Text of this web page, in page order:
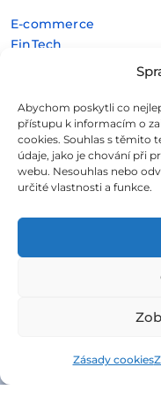
Abychom poskytli co
přístupu k informacím o
cookies. Souhlas s těmito
údaje, jako je chování při
webu. Nesouhlas nebo
určité vlastnosti a funkce.
Zásady cookies
E-commerce
FinTech
Technologie
a informativním
konkrétní investiční